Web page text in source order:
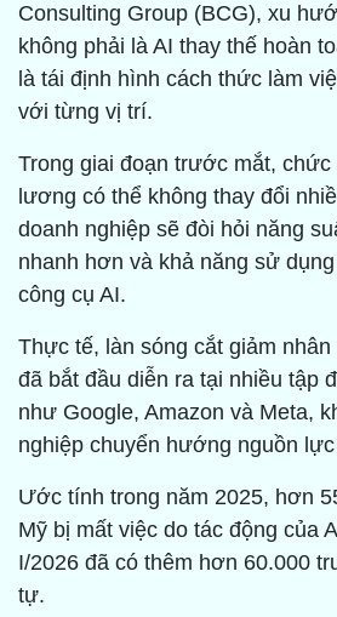
Consulting Group (BCG), xu
không phải là AI thay thế hoàn
là tái định hình cách thức làm
với từng vị trí.
Trong giai đoạn trước mắt,
lương có thể không thay đổi
doanh nghiệp sẽ đòi hỏi năng
nhanh hơn và khả năng sử
công cụ AI.
Thực tế, làn sóng cắt giảm
đã bắt đầu diễn ra tại nhiều tập
như Google, Amazon và Meta,
nghiệp chuyển hướng nguồn
Ước tính trong năm 2025, hơn
Mỹ bị mất việc do tác động của
I/2026 đã có thêm hơn 60.000
tự.